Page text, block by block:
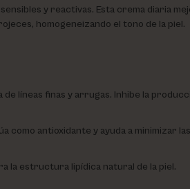
y reactivas. Esta crema diaria
homogeneizando el tono de la piel.
líneas finas y arrugas. Inhibe la
como antioxidante y ayuda a minimizar las
la estructura lipídica natural de la piel.